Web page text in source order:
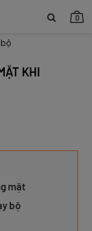
0
KHI
mặt
bộ